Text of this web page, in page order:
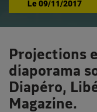
Le09/11/2017
Projections
diaporama
Diapéro,
Magazine.